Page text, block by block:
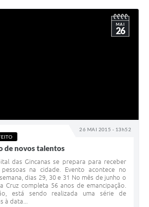
26 MAI 2015 - 13h52
MAI
26
de novos talentos
das Gincanas se prepara para receber
na cidade. Evento acontece no
dias 29, 30 e 31 No mês de junho o
Cruz completa 56 anos de emancipação.
está sendo realizada uma série de
à data...